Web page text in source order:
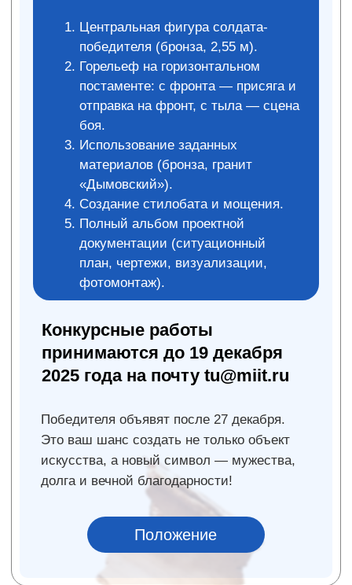
Приглашаем на
спортивные турниры
Приглашаем всех сотрудников на
турнир по мини-футболу и волейболу. Это
отличный способ выпустить пар перед концом
отделов и почувствовать настоящую команду!